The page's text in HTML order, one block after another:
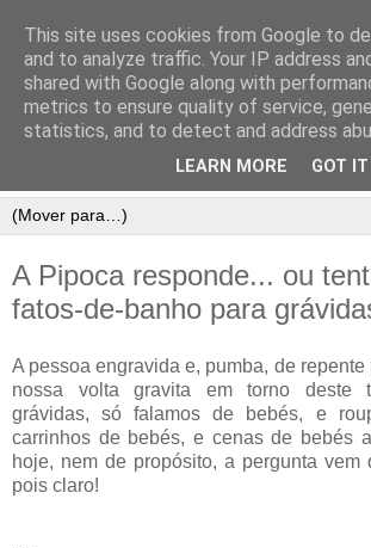
A Pipoca responde... ou
fatos-de-banho para
A pessoa engravida e, pumba, de repente
nossa volta gravita em torno deste
grávidas, só falamos de bebés, e
carrinhos de bebés, e cenas de bebés
hoje, nem de propósito, a pergunta vem
pois claro!
This site uses cookies from Google to
and to analyze traffic. Your IP address
shared with Google along with
metrics to ensure quality of service,
statistics, and to detect and address
LEARN MORE GOT IT